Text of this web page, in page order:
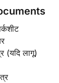
(यदि लागू)